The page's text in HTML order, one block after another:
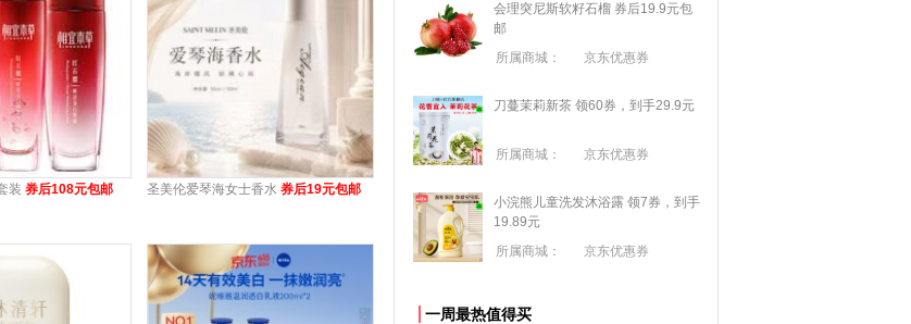
装 券后108元包邮 圣美伦爱琴海女士香水 券后19元包邮
会理突尼斯软籽石榴 券后19.9元包
邮
所属商城：
京东优惠券
刀蔓茉莉新茶 领60券，到手29.9元
所属商城： 京东优惠券
小浣熊儿童洗发沐浴露 领7券，到手
19.89元
所属商城：
京东优惠券
一周最热值得买